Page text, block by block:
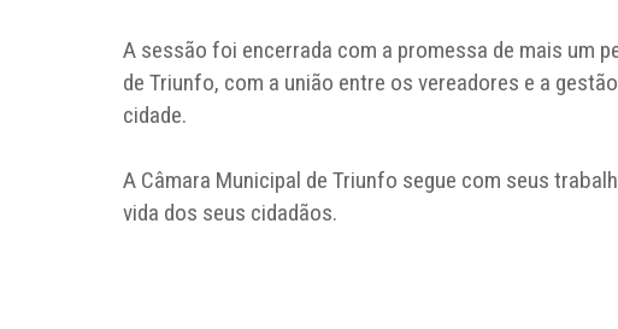
A sessão foi encerrada com a promessa de mais um
de Triunfo, com a união entre os vereadores e a
cidade.
A Câmara Municipal de Triunfo segue com seus
vida dos seus cidadãos.